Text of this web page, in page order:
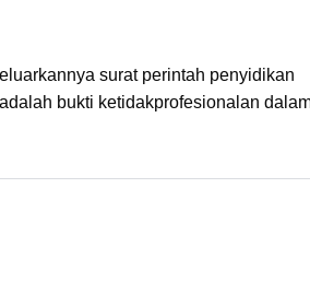
surat perintah penyidikan
bukti ketidakprofesionalan